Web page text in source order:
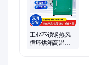
工业不锈钢热风
循环烘箱高温鼓